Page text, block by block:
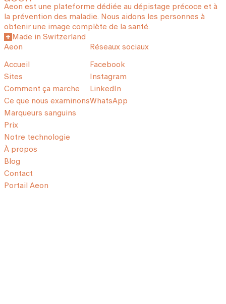
Aeon est une plateforme dédiée au dépistage précoce et à
la prévention des maladie. Nous aidons les personnes à
obtenir une image complète de la santé.
Made in Switzerland
Aeon
Accueil
Sites
Comment ça marche
Ce que nous examinons
Marqueurs sanguins
Prix
Notre technologie
À propos
Blog
Contact
Portail Aeon
Réseaux sociaux
Facebook
Instagram
LinkedIn
WhatsApp